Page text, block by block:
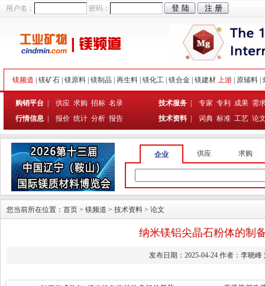
用户名： 密码：
镁频道 镁矿石 镁原料 镁制品 再生料 镁化工 镁合金 镁建材 上游 原辅料
购销平台 供应 求购 招标 名录
行情信息
报价 统计 分析 报告
技术服务 专家 专利 成果 需
技术资料
词典 标准 工艺 论
企业 供应 求购
您当前所在位置： 首页 > 镁频道 > 技术资料 > 论文
纳米镁铝尖晶石粉体的制
发布日期：2025-04-24 作者：李晓峰